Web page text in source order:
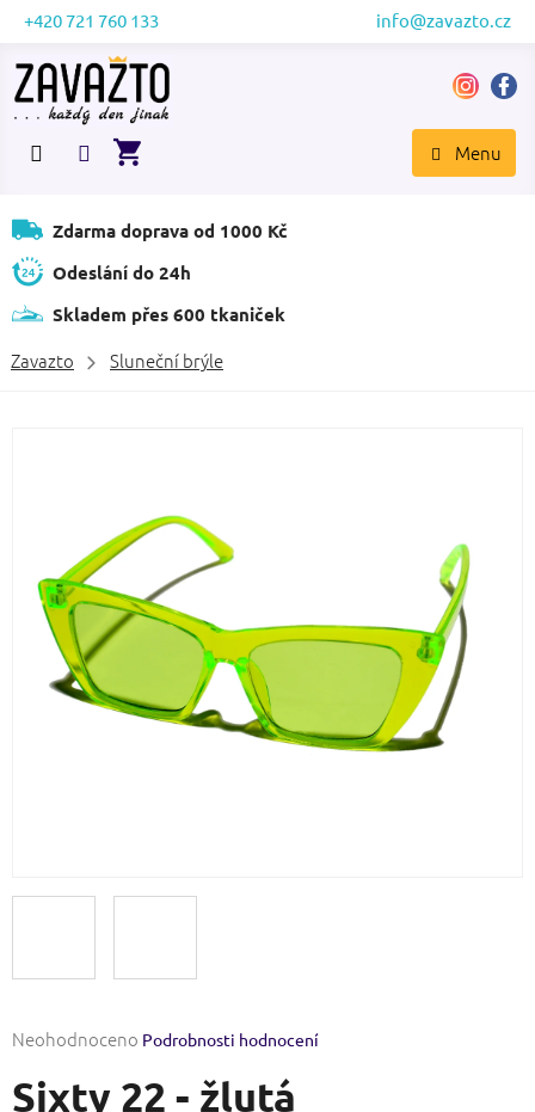
Přejít
obsah
+420 721 760 133 info@zavazto.cz
NÁKUPNÍ
Zdarma doprava od 1000 Kč
Odeslání do 24h
Skladem přes 600 tkaniček
Zavazto Sluneční brýle
Průměrné
produktu
Neohodnoceno Podrobnosti hodnocení
Sixty 22 - žlutá